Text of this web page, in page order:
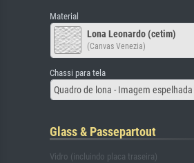
Material
Lona Leonardo (cetim)
(Canvas Venezia)
Chassi para tela
Quadro de lona - Imagem espelhada
Glass & Passepartout
Vidro (incluindo placa traseira)